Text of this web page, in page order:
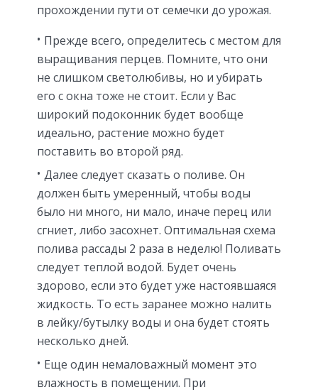
прохождении пути от семечки до урожая.
Прежде всего, определитесь с местом для
выращивания перцев. Помните, что они
не слишком светолюбивы, но и убирать
его с окна тоже не стоит. Если у Вас
широкий подоконник будет вообще
идеально, растение можно будет
поставить во второй ряд.
Далее следует сказать о поливе. Он
должен быть умеренный, чтобы воды
было ни много, ни мало, иначе перец или
сгниет, либо засохнет. Оптимальная схема
полива рассады 2 раза в неделю! Поливать
следует теплой водой. Будет очень
здорово, если это будет уже настоявшаяся
жидкость. То есть заранее можно налить
в лейку/бутылку воды и она будет стоять
несколько дней.
Еще один немаловажный момент это
влажность в помещении. При